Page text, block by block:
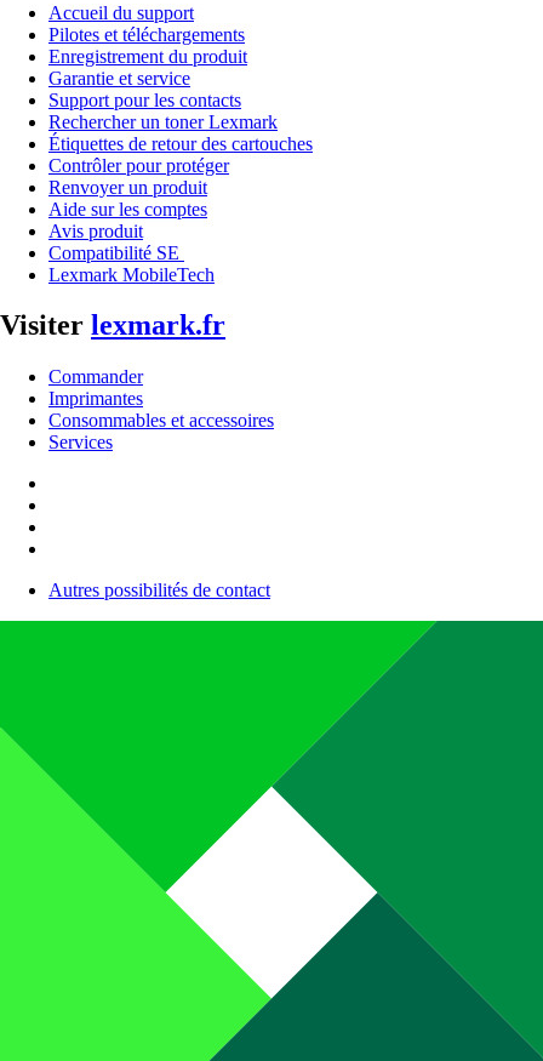
Accueil du support
Pilotes et téléchargements
Enregistrement du produit
Garantie et service
Support pour les contacts
Rechercher un toner Lexmark
Étiquettes de retour des cartouches
Contrôler pour protéger
Renvoyer un produit
Aide sur les comptes
Avis produit
Compatibilité SE
Lexmark MobileTech
Visiter lexmark.fr
Commander
Imprimantes
Consommables et accessoires
Services
Autres possibilités de contact